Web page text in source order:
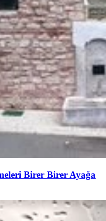
Birer Birer Ayağa